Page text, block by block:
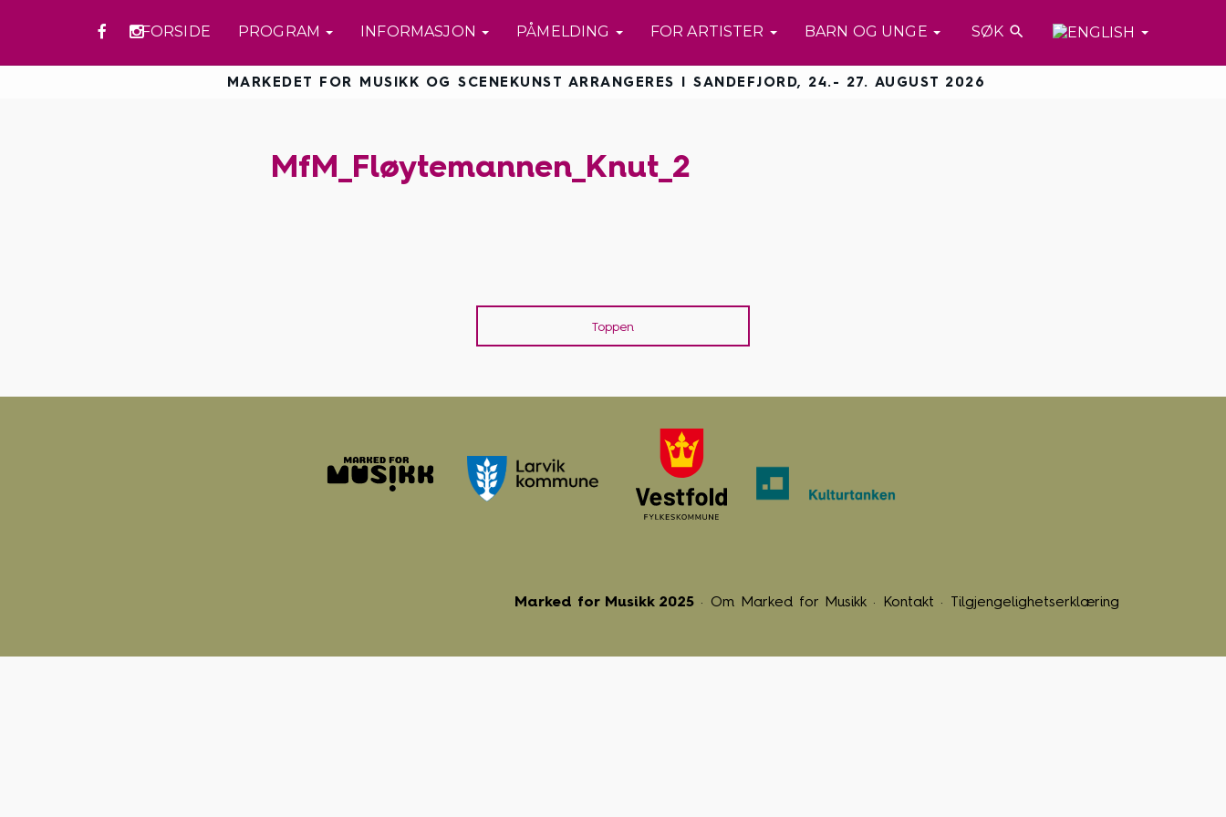
FORSIDE PROGRAM INFORMASJON PÅMELDING FOR ARTISTER BARN OG UNGE SØK 
MARKEDET FOR MUSIKK OG SCENEKUNST ARRANGERES I SANDEFJORD, 24.- 27. AUGUST 2026
MfM_Fløytemannen_Knut_2
Toppen
Marked for Musikk 2025 Om Marked for Musikk Kontakt Tilgjengelighetserklæring